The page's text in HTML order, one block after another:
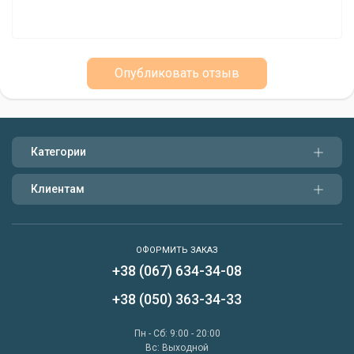
Опубликовать отзыв
Категории
Клиентам
ОФОРМИТЬ ЗАКАЗ
+38 (067) 634-34-08
+38 (050) 363-34-33
Пн - Сб: 9:00 - 20:00
Вс: Выходной